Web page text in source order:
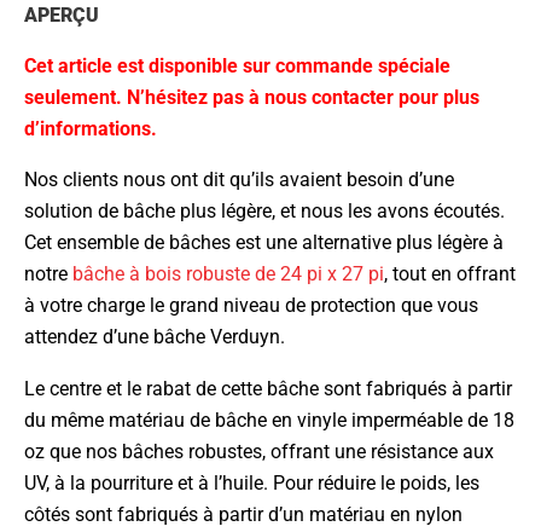
APERÇU
Cet article est disponible sur commande spéciale
seulement. N’hésitez pas à nous contacter pour plus
d’informations.
Nos clients nous ont dit qu’ils avaient besoin d’une
solution de bâche plus légère, et nous les avons écoutés.
Cet ensemble de bâches est une alternative plus légère à
notre bâche à bois robuste de 24 pi x 27 pi, tout en offrant
à votre charge le grand niveau de protection que vous
attendez d’une bâche Verduyn.
Le centre et le rabat de cette bâche sont fabriqués à partir
du même matériau de bâche en vinyle imperméable de 18
oz que nos bâches robustes, offrant une résistance aux
UV, à la pourriture et à l’huile. Pour réduire le poids, les
côtés sont fabriqués à partir d’un matériau en nylon